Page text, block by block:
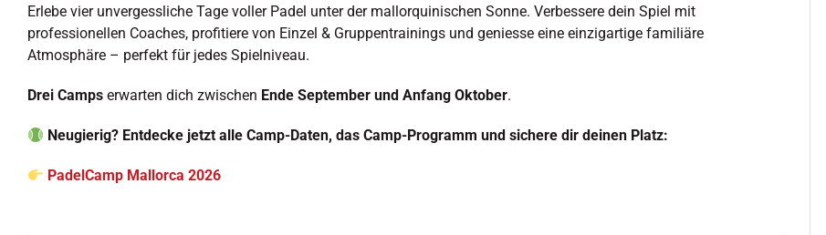
Erlebe vier unvergessliche Tage voller Padel unter der mallorquinischen Sonne. Verbessere dein Spiel mit
professionellen Coaches, profitiere von Einzel & Gruppentrainings und geniesse eine einzigartige familiäre
Atmosphäre – perfekt für jedes Spielniveau.
Drei Camps erwarten dich zwischen Ende September und Anfang Oktober.
Neugierig? Entdecke jetzt alle Camp-Daten, das Camp-Programm und sichere dir deinen Platz:
PadelCamp Mallorca 2026